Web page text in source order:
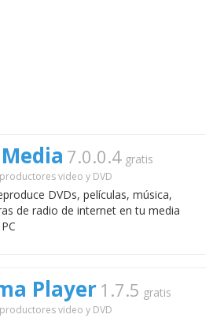
7.0.0.4 gratis
video y DVD
DVDs, películas, música,
de radio de internet en tu media
Player 1.7.5 gratis
video y DVD